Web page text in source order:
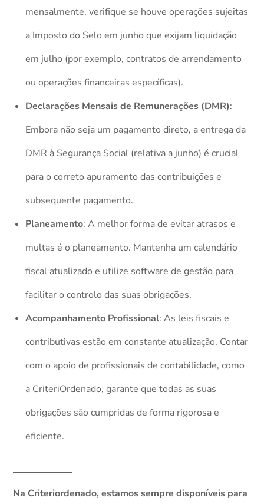
mensalmente, verifique se houve operações sujeitas
a Imposto do Selo em junho que exijam liquidação
em julho (por exemplo, contratos de arrendamento
ou operações financeiras específicas).
Declarações Mensais de Remunerações (DMR):
Embora não seja um pagamento direto, a entrega da
DMR à Segurança Social (relativa a junho) é crucial
para o correto apuramento das contribuições e
subsequente pagamento.
Planeamento: A melhor forma de evitar atrasos e
multas é o planeamento. Mantenha um calendário
fiscal atualizado e utilize software de gestão para
facilitar o controlo das suas obrigações.
Acompanhamento Profissional: As leis fiscais e
contributivas estão em constante atualização. Contar
com o apoio de profissionais de contabilidade, como
a CriteriOrdenado, garante que todas as suas
obrigações são cumpridas de forma rigorosa e
eficiente.
Na Criteriordenado, estamos sempre disponíveis para